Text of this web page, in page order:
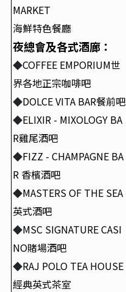
MARKET
海鮮特色餐廳
夜總會及各式酒廊：
◆COFFEE EMPORIUM世
界各地正宗咖啡吧
◆DOLCE VITA BAR餐前吧
◆ELIXIR - MIXOLOGY BA
R雞尾酒吧
◆FIZZ - CHAMPAGNE BA
R 香檳酒吧
◆MASTERS OF THE SEA
英式酒吧
◆MSC SIGNATURE CASI
NO賭場酒吧
◆RAJ POLO TEA HOUSE
經典英式茶室